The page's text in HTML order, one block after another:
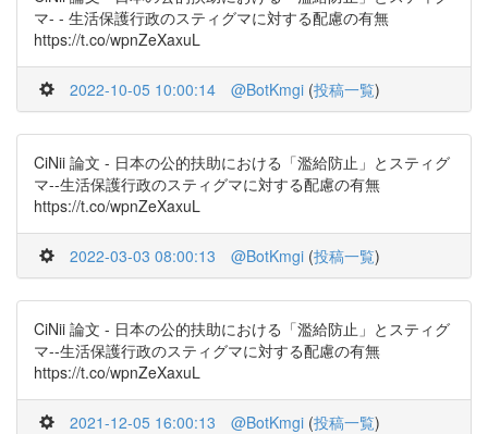
マ- - 生活保護行政のスティグマに対する配慮の有無
https://t.co/wpnZeXaxuL
2022-10-05 10:00:14 @BotKmgi (投稿一覧)
CiNii 論文 - 日本の公的扶助における「濫給防止」とスティグ
マ--生活保護行政のスティグマに対する配慮の有無
https://t.co/wpnZeXaxuL
2022-03-03 08:00:13 @BotKmgi (投稿一覧)
CiNii 論文 - 日本の公的扶助における「濫給防止」とスティグ
マ--生活保護行政のスティグマに対する配慮の有無
https://t.co/wpnZeXaxuL
2021-12-05 16:00:13 @BotKmgi (投稿一覧)